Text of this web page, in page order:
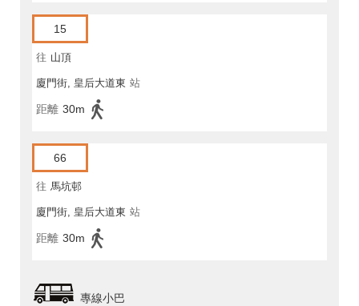
15
往 山頂
廈門街, 皇后大道東 站
距離 30m
66
往 馬坑邨
廈門街, 皇后大道東 站
距離 30m
專線小巴